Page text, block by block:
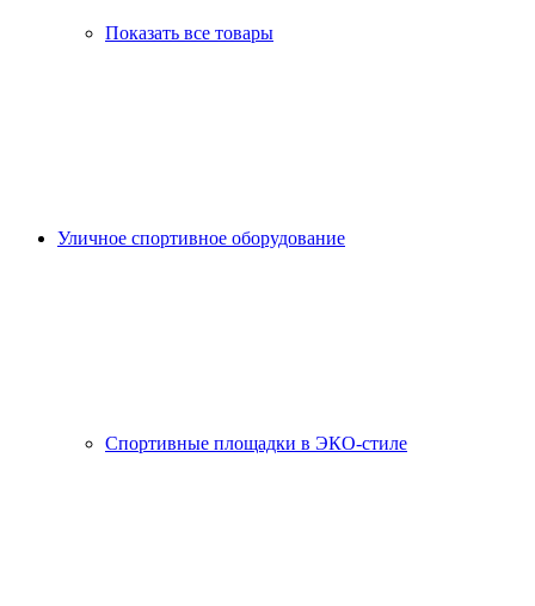
Показать все товары
Уличное спортивное оборудование
Спортивные площадки в ЭКО-стиле